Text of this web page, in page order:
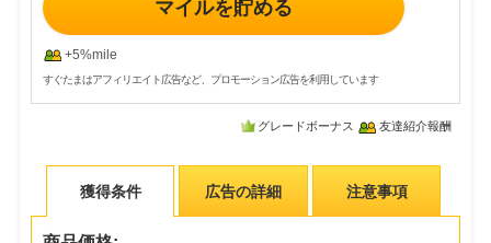
マイルを貯める
+5%mile
すぐたまはアフィリエイト広告など、プロモーション広告を利用しています
グレードボーナス 友達紹介報酬
獲得条件 広告の詳細 注意事項